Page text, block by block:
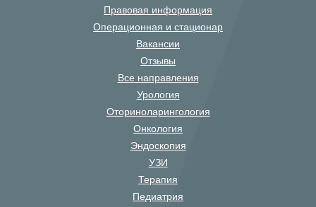
Правовая информация
Операционная и стационар
Вакансии
Отзывы
Все направления
Урология
Оториноларингология
Онкология
Эндоскопия
УЗИ
Терапия
Педиатрия